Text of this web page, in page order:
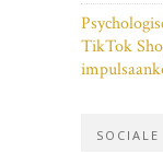
TikTok